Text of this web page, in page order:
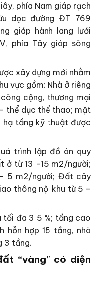
phía Nam giáp rạch
dọc đường ĐT 769
giáp hành lang lưới
phía Tây giáp sông
xây dựng mới nhằm
vực gồm: Nhà ở riêng
cộng, thương mại
thể dục thể thao; mặt
hạ tầng kỹ thuật được
trình lập đồ án quy
ở từ 13 -15 m2/người;
5 m2/người; Đất cây
thông nội khu từ 5 –
tối đa 3 5 %; tầng cao
hỗn hợp 15 tầng, nhà
3 tầng.
“vàng” có diện